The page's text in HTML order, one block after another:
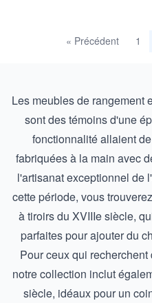
« Précédent 1
Les meubles de rangement
sont des témoins d'une
fonctionnalité allaient
fabriquées à la main avec
l'artisanat exceptionnel de
cette période, vous
à tiroirs du XVIIIe siècle,
parfaites pour ajouter du
Pour ceux qui
notre collection inclut
siècle, idéaux pour un